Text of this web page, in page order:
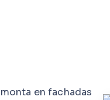
en fachadas